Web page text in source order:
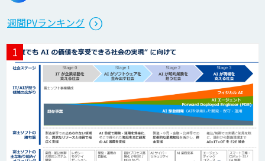
週間PVランキング